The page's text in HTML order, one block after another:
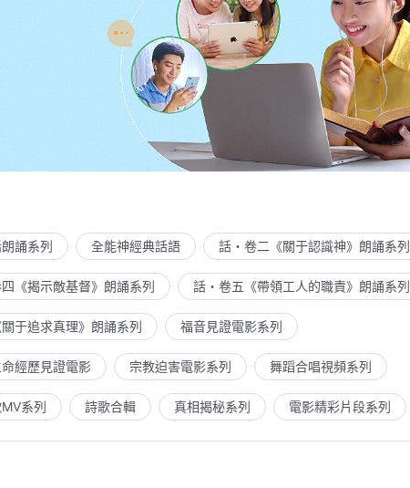
誦系列 全能神經典話語 話・卷二《關于認識神》朗誦系列
《揭示敵基督》朗誦系列 話・卷五《帶領工人的職責》朗誦系列
于追求真理》朗誦系列 福音見證電影系列
命經歷見證電影 宗教迫害電影系列 舞蹈合唱視頻系列
系列 詩歌合輯 真相揭秘系列 電影精彩片段系列